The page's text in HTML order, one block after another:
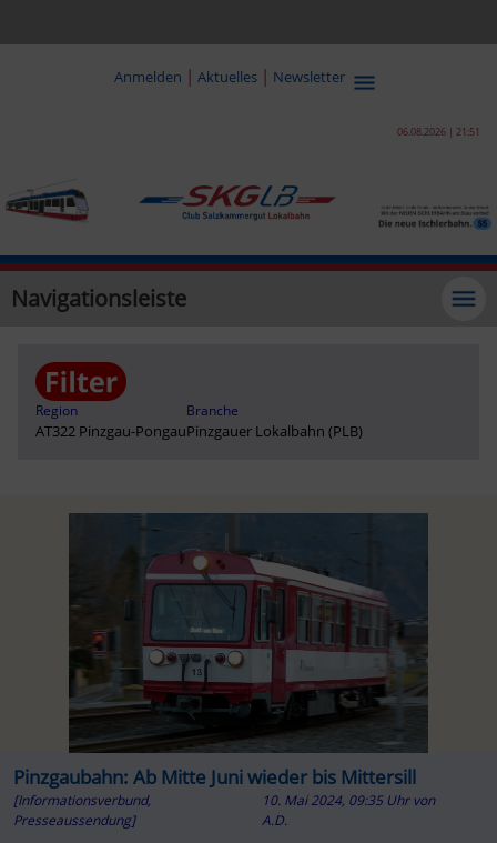
Anmelden | Aktuelles | Newsletter
06.08.2026 | 21:51
Navigationsleiste
Region
AT322 Pinzgau-Pongau
Branche
Pinzgauer Lokalbahn (PLB)
Pinzgaubahn: Ab Mitte Juni wieder bis Mittersill
[Informationsverbund,
Presseaussendung]
10. Mai 2024, 09:35 Uhr von
A.D.